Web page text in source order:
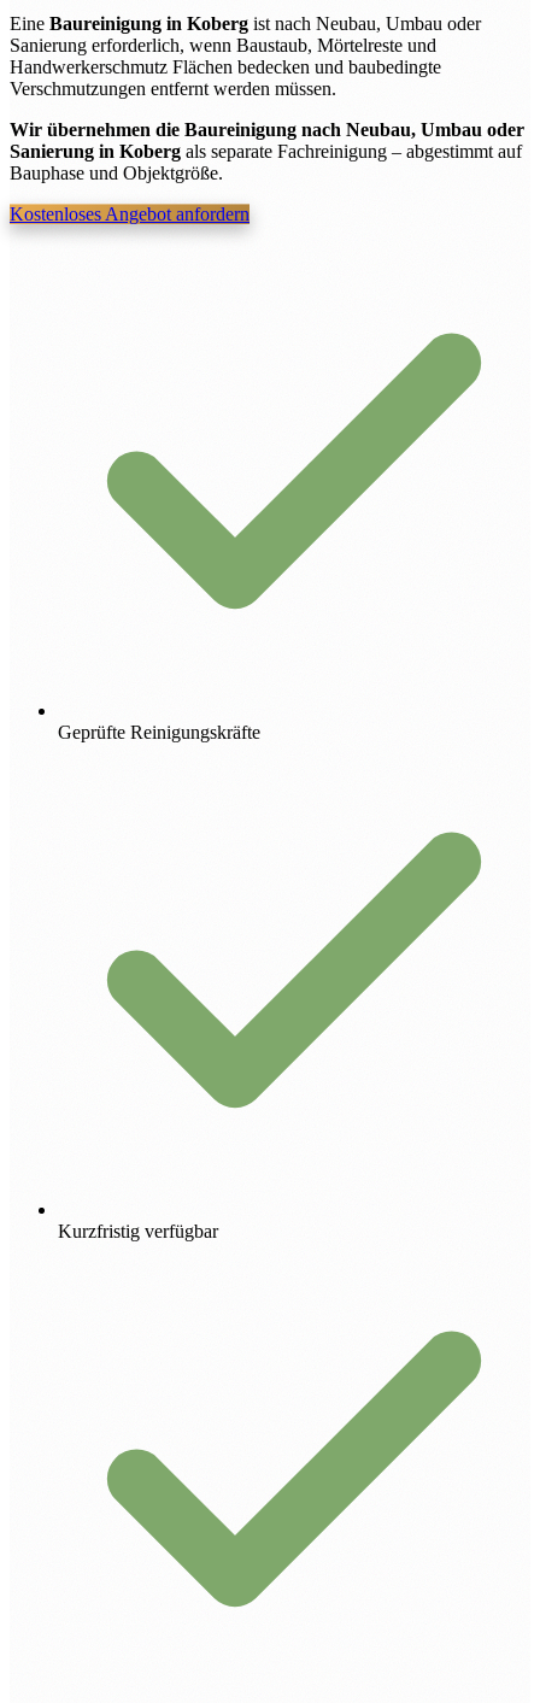
Eine Baureinigung in Koberg ist nach Neubau, Umbau oder
Sanierung erforderlich, wenn Baustaub, Mörtelreste und
Handwerkerschmutz Flächen bedecken und baubedingte
Verschmutzungen entfernt werden müssen.
Wir übernehmen die Baureinigung nach Neubau, Umbau oder
Sanierung in Koberg als separate Fachreinigung – abgestimmt auf
Bauphase und Objektgröße.
Kostenloses Angebot anfordern
Geprüfte Reinigungskräfte
Kurzfristig verfügbar